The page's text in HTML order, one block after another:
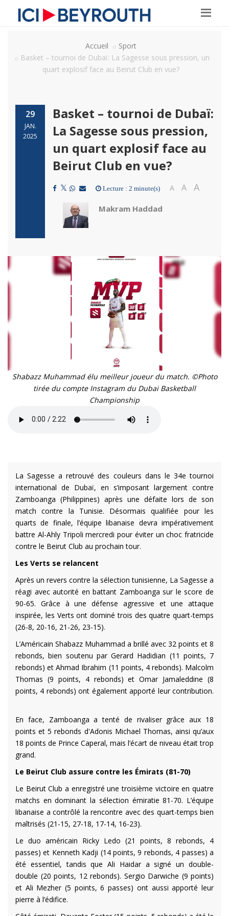
Accueil
Sport
Basket – tournoi de Dubaï: La Sagesse sous pression, un
quart explosif face au Beirut Club en vue?
29
JAN.
2025
Basket – tournoi de Dubaï:
La Sagesse sous pression,
un quart explosif face au
Beirut Club en vue?
Lecture : 2 minute(s) A A A
Makram Haddad
Shabazz Muhammad élu meilleur joueur du match. ©Photo
tirée du compte Instagram du Dubai Basketball
Championship
La Sagesse a retrouvé des couleurs dans le 34e tournoi
international de Dubaï, en s’imposant largement contre
Zamboanga (Philippines) après une défaite lors de son
match contre la Tunisie. Désormais qualifiée pour les
quarts de finale, l’équipe libanaise devra impérativement
battre Al-Ahly Tripoli mercredi pour éviter un choc fratricide
contre le Beirut Club au prochain tour.
Les Verts se relancent
Après un revers contre la sélection tunisienne, La Sagesse a
réagi avec autorité en battant Zamboanga sur le score de
90-65. Grâce à une défense agressive et une attaque
inspirée, les Verts ont dominé trois des quatre quart-temps
(26-8, 20-16, 21-26, 23-15).
L’Américain Shabazz Muhammad a brillé avec 32 points et 8
rebonds, bien soutenu par Gerard Hadidian (11 points, 7
rebonds) et Ahmad Ibrahim (11 points, 4 rebonds). Malcolm
Thomas (9 points, 4 rebonds) et Omar Jamaleddine (8
points, 4 rebonds) ont également apporté leur contribution.
En face, Zamboanga a tenté de rivaliser grâce aux 18
points et 5 rebonds d'Adonis Michael Thomas, ainsi qu’aux
18 points de Prince Caperal, mais l’écart de niveau était trop
grand.
Le Beirut Club assure contre les Émirats (81-70)
Le Beirut Club a enregistré une troisième victoire en quatre
matchs en dominant la sélection émiratie 81-70. L’équipe
libanaise a contrôlé la rencontre avec des quart-temps bien
maîtrisés (21-15, 27-18, 17-14, 16-23).
Le duo américain Ricky Ledo (21 points, 8 rebonds, 4
passes) et Kenneth Kadji (14 points, 9 rebonds, 4 passes) a
été essentiel, tandis que Ali Haidar a signé un double-
double (20 points, 12 rebonds). Sergio Darwiche (9 points)
et Ali Mezher (5 points, 6 passes) ont aussi apporté leur
pierre à l’édifice.